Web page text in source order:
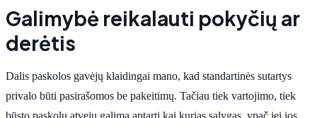
Galimybė reikalauti pokyčių ar
derėtis
Dalis paskolos gavėjų klaidingai mano, kad standartinės sutartys
privalo būti pasirašomos be pakeitimų. Tačiau tiek vartojimo, tiek
būsto paskolų atveju galima aptarti kai kurias sąlygas, ypač jei jos